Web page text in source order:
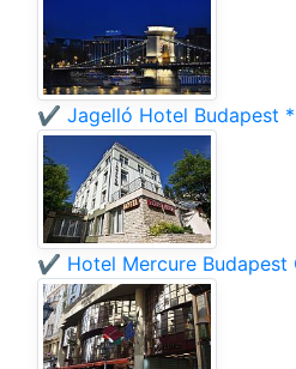
✔️ Jagelló Hotel Budapest
✔️ Hotel Mercure Budapest